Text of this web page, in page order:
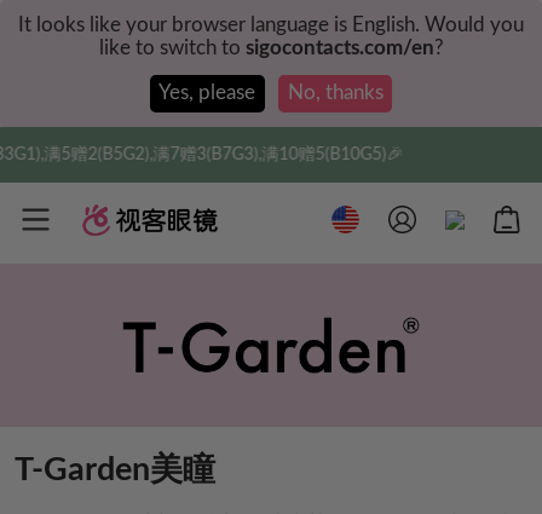
It looks like your browser language is English. Would you
like to switch to sigocontacts.com/en?
Yes, please No, thanks
2(B5G2),满7赠3(B7G3),满10赠5(B10G5)🎉
T-Garden美瞳